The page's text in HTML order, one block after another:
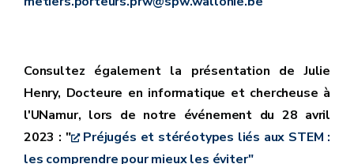
Consultez également la présentation de Julie
Henry, Docteure en informatique et chercheuse à
l'UNamur, lors de notre événement du 28 avril
2023 : "
Préjugés et stéréotypes liés aux STEM :
les comprendre pour mieux les éviter"